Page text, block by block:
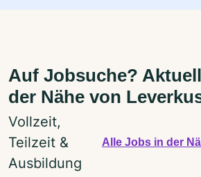
Auf Jobsuche?
der Nähe von
Vollzeit,
Teilzeit &
Ausbildung
Alle Jobs in der